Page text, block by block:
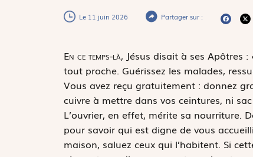
Le 11 juin 2026 Partager sur :
En ce temps-là, Jésus disait à ses Apôtres
tout proche. Guérissez les malades,
Vous avez reçu gratuitement : donnez
cuivre à mettre dans vos ceintures, ni
L’ouvrier, en effet, mérite sa nourriture.
pour savoir qui est digne de vous
maison, saluez ceux qui l’habitent. Si